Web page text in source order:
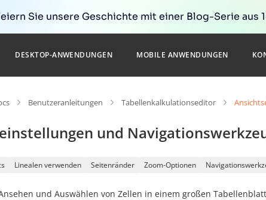
Sie unsere Geschichte mit einer Blog-Serie aus
DESKTOP-ANWENDUNGEN MOBILE ANWENDUNGEN
Benutzeranleitungen Tabellenkalkulationseditor
und
Linealen verwenden Seitenränder Zoom-Optionen
und Auswählen von Zellen in einem großen